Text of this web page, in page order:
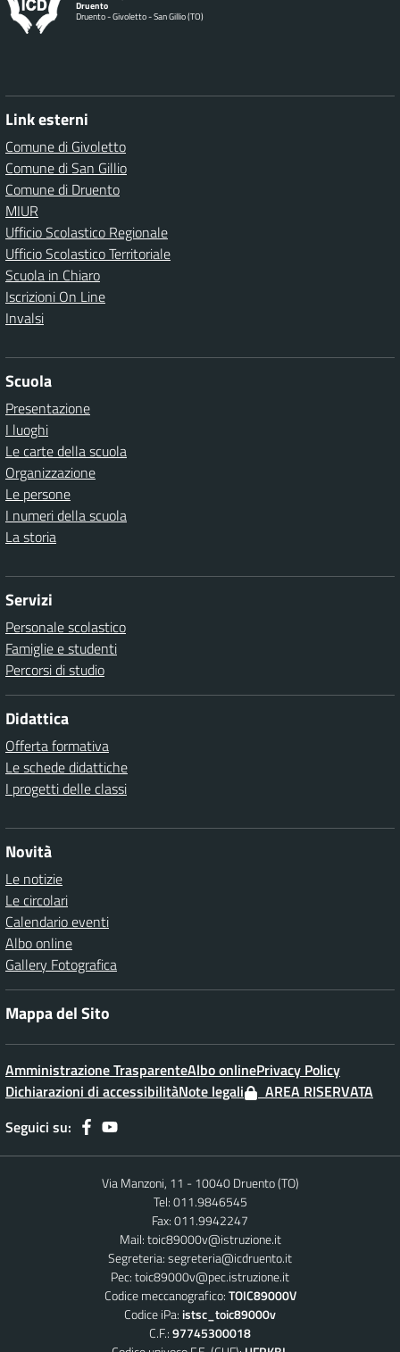
Druento
Druento - Givoletto - San Gillio (TO)
Link esterni
Comune di Givoletto
Comune di San Gillio
Comune di Druento
MIUR
Ufficio Scolastico Regionale
Ufficio Scolastico Territoriale
Scuola in Chiaro
Iscrizioni On Line
Invalsi
Scuola
Presentazione
I luoghi
Le carte della scuola
Organizzazione
Le persone
I numeri della scuola
La storia
Servizi
Personale scolastico
Famiglie e studenti
Percorsi di studio
Didattica
Offerta formativa
Le schede didattiche
I progetti delle classi
Novità
Le notizie
Le circolari
Calendario eventi
Albo online
Gallery Fotografica
Mappa del Sito
Amministrazione TrasparenteAlbo onlinePrivacy Policy
Dichiarazioni di accessibilitàNote legali
AREA RISERVATA
Seguici su:
Via Manzoni, 11 - 10040 Druento (TO)
Tel: 011.9846545
Fax: 011.9942247
Mail:toic89000v@istruzione.it
Segreteria:segreteria@icdruento.it
Pec:toic89000v@pec.istruzione.it
Codice meccanografico:TOIC89000V
Codice iPa: istsc_toic89000v
C.F.:97745300018